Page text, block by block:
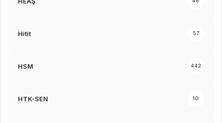
Hitit 57
HSM 442
HTK-SEN 10